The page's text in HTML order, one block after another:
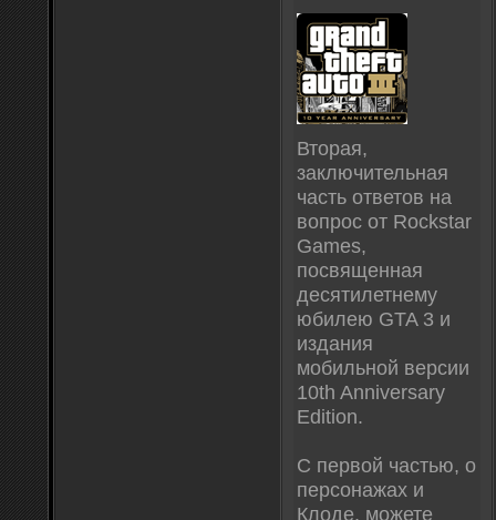
Вторая,
заключительная
часть ответов на
вопрос от Rockstar
Games,
посвященная
десятилетнему
юбилею GTA 3 и
издания
мобильной версии
10th Anniversary
Edition.
С первой частью, о
персонажах и
Клоде, можете